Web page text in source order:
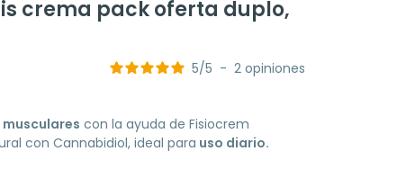
crema pack oferta duplo,
5/5 - 2 opiniones
con la ayuda de Fisiocrem
con Cannabidiol, ideal para uso diario.